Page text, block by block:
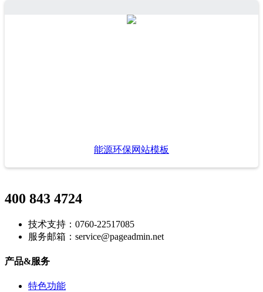
能源环保网站模板
400 843 4724
技术支持：0760-22517085
服务邮箱：service@pageadmin.net
产品&服务
特色功能